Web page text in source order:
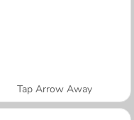
Tap Arrow Away